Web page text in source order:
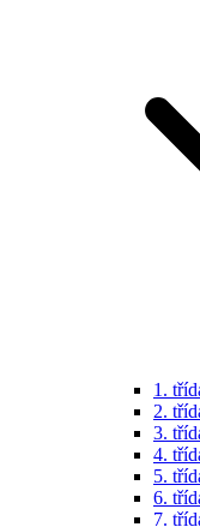
1.
2.
3.
4.
5.
6.
7.